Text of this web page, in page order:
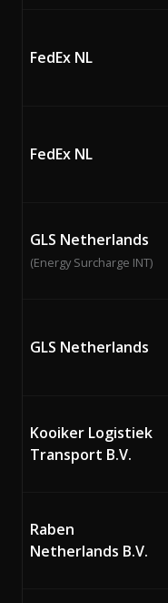
FedEx NL
FedEx NL
GLS Netherlands
(Energy Surcharge INT)
GLS Netherlands
Kooiker Logistiek
Transport B.V.
Raben
Netherlands B.V.